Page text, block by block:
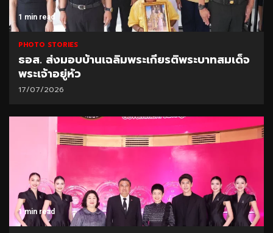
1 min read
PHOTO STORIES
ธอส. ส่งมอบบ้านเฉลิมพระเกียรติพระบาทสมเด็จ
พระเจ้าอยู่หัว
17/07/2026
1 min read